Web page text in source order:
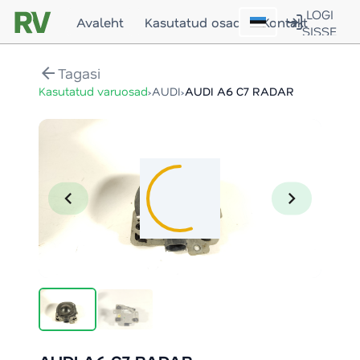
Avaleht Kasutatud osad KontaktLOGI
SISSE
arrow_backTagasi
Kasutatud varuosad›AUDI›AUDI A6 C7 RADAR
chevron_left chevron_right